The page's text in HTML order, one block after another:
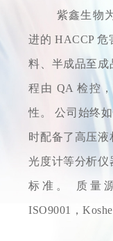
紫鑫生物为
进的 HACCP
料、半成品至成
程由 QA 检控
性。 公司始终
时配备了高压
光度计等分析仪
标准。 质量
ISO9001，